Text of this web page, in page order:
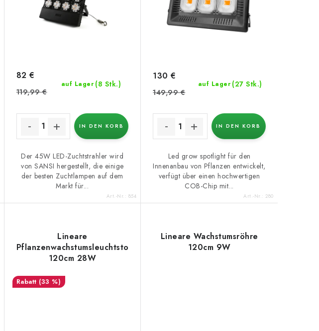
auf Lager (8 Stk.)
82 €
119,99 €
IN DEN KORB
Der 45W LED-Zuchtstrahler wird
von SANSI hergestellt, die einige
der besten Zuchtlampen auf dem
Markt für...
Art.-Nr.: 854
auf Lager (27 Stk.)
130 €
149,99 €
IN DEN KORB
Led grow spotlight für den
Innenanbau von Pflanzen entwickelt,
verfügt über einen hochwertigen
COB-Chip mit...
Art.-Nr.: 280
Lineare
Pflanzenwachstumsleuchtstoffröhre
120cm 28W
(33 %)
Lineare Wachstumsröhre
120cm 9W